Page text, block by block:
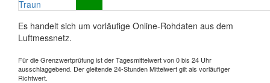
Traun
Es handelt sich um vorläufige Online-Rohdaten aus dem
Luftmessnetz.
Für die Grenzwertprüfung ist der Tagesmittelwert von 0 bis 24 Uhr
ausschlaggebend. Der gleitende 24-Stunden Mittelwert gilt als vorläufiger
Richtwert.